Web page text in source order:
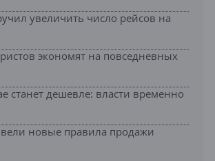
увеличить число рейсов на
экономят на повседневных
станет дешевле: власти временно
новые правила продажи